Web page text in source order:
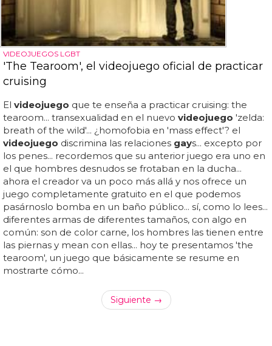
VIDEOJUEGOS LGBT
'The Tearoom', el videojuego oficial de practicar
cruising
El videojuego que te enseña a practicar cruising: the
tearoom... transexualidad en el nuevo videojuego 'zelda:
breath of the wild'... ¿homofobia en 'mass effect'? el
videojuego discrimina las relaciones gays... excepto por
los penes... recordemos que su anterior juego era uno en
el que hombres desnudos se frotaban en la ducha...
ahora el creador va un poco más allá y nos ofrece un
juego completamente gratuito en el que podemos
pasárnoslo bomba en un baño público... sí, como lo lees...
diferentes armas de diferentes tamaños, con algo en
común: son de color carne, los hombres las tienen entre
las piernas y mean con ellas... hoy te presentamos 'the
tearoom', un juego que básicamente se resume en
mostrarte cómo...
Siguiente →